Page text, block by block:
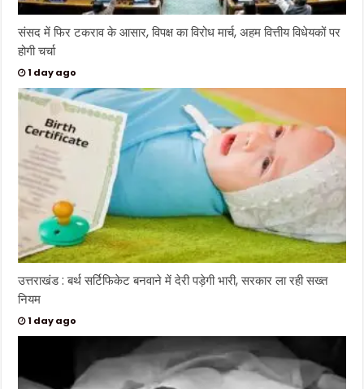
संसद में फिर टकराव के आसार, विपक्ष का विरोध मार्च, अहम वित्तीय विधेयकों पर
होगी चर्चा
1 day ago
उत्तराखंड : बर्थ सर्टिफिकेट बनवाने में देरी पड़ेगी भारी, सरकार ला रही सख्त
नियम
1 day ago